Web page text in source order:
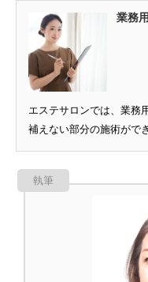
業務
エステサロンでは、業務
補えない部分の施術がで
執筆